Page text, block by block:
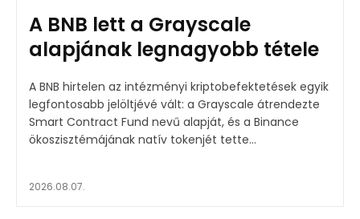
A BNB lett a Grayscale
alapjának legnagyobb tétele
A BNB hirtelen az intézményi kriptobefektetések egyik
legfontosabb jelöltjévé vált: a Grayscale átrendezte
Smart Contract Fund nevű alapját, és a Binance
ökoszisztémájának natív tokenjét tette...
2026.08.07.